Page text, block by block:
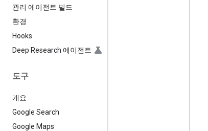
관리 에이전트 빌드
환경
Hooks
Deep Research 에이전트
도구
개요
Google Search
Google Maps